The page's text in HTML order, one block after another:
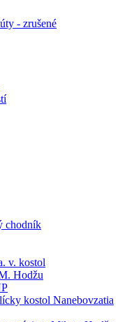
- zrušené
chodník
v. kostol
Hodžu
kostol Nanebovzatia